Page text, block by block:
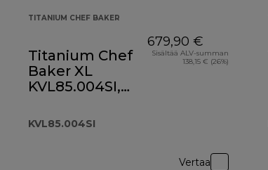
TITANIUM CHEF BAKER
Titanium Chef
Baker XL
KVL85.004SI,
KVL85.004SI
679,90 €
Sisältää ALV-summan
138,15 € (26%)
Vertaa